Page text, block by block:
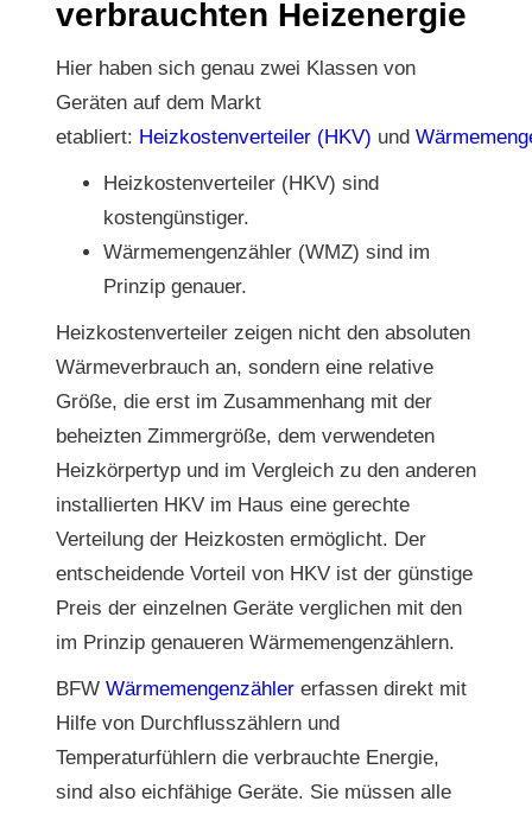
verbrauchten Heizenergie
Hier haben sich genau zwei Klassen von
Geräten auf dem Markt
etabliert: Heizkostenverteiler (HKV) und
Heizkostenverteiler (HKV) sind
kostengünstiger.
Wärmemengenzähler (WMZ) sind im
Prinzip genauer.
Heizkostenverteiler zeigen nicht den absoluten
Wärmeverbrauch an, sondern eine relative
Größe, die erst im Zusammenhang mit der
beheizten Zimmergröße, dem verwendeten
Heizkörpertyp und im Vergleich zu den anderen
installierten HKV im Haus eine gerechte
Verteilung der Heizkosten ermöglicht. Der
entscheidende Vorteil von HKV ist der günstige
Preis der einzelnen Geräte verglichen mit den
im Prinzip genaueren Wärmemengenzählern.
BFW Wärmemengenzähler erfassen direkt mit
Hilfe von Durchflusszählern und
Temperaturfühlern die verbrauchte Energie,
sind also eichfähige Geräte. Sie müssen alle